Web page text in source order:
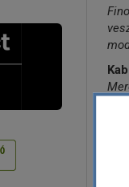
-
-
-